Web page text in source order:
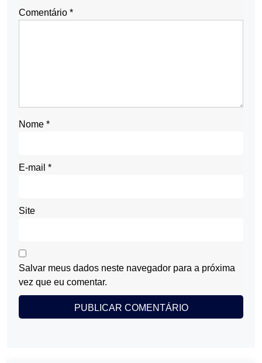
Comentário *
Nome *
E-mail *
Site
Salvar meus dados neste navegador para a próxima
vez que eu comentar.